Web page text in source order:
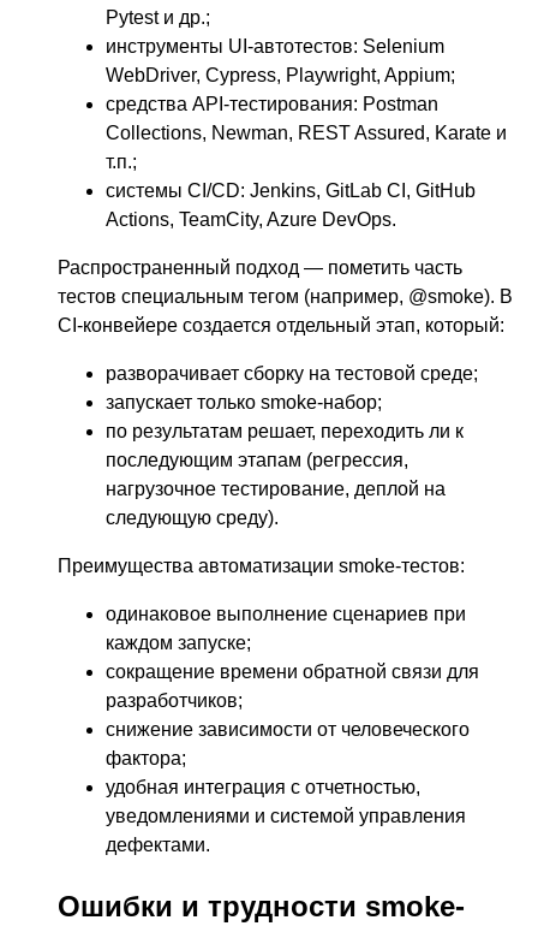
Pytest и др.;
инструменты UI-автотестов: Selenium
WebDriver, Cypress, Playwright, Appium;
средства API-тестирования: Postman
Collections, Newman, REST Assured, Karate и
т.п.;
системы CI/CD: Jenkins, GitLab CI, GitHub
Actions, TeamCity, Azure DevOps.
Распространенный подход — пометить часть
тестов специальным тегом (например, @smoke). В
CI-конвейере создается отдельный этап, который:
разворачивает сборку на тестовой среде;
запускает только smoke-набор;
по результатам решает, переходить ли к
последующим этапам (регрессия,
нагрузочное тестирование, деплой на
следующую среду).
Преимущества автоматизации smoke-тестов:
одинаковое выполнение сценариев при
каждом запуске;
сокращение времени обратной связи для
разработчиков;
снижение зависимости от человеческого
фактора;
удобная интеграция с отчетностью,
уведомлениями и системой управления
дефектами.
Ошибки и трудности smoke-